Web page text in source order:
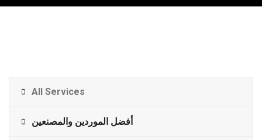
All Services
أفضل الموردين والمصنعين